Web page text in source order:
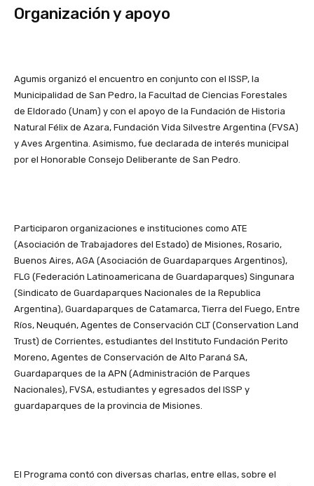
Organización y apoyo
Agumis organizó el encuentro en conjunto con el ISSP, la
Municipalidad de San Pedro, la Facultad de Ciencias Forestales
de Eldorado (Unam) y con el apoyo de la Fundación de Historia
Natural Félix de Azara, Fundación Vida Silvestre Argentina (FVSA)
y Aves Argentina. Asimismo, fue declarada de interés municipal
por el Honorable Consejo Deliberante de San Pedro.
Participaron organizaciones e instituciones como ATE
(Asociación de Trabajadores del Estado) de Misiones, Rosario,
Buenos Aires, AGA (Asociación de Guardaparques Argentinos),
FLG (Federación Latinoamericana de Guardaparques) Singunara
(Sindicato de Guardaparques Nacionales de la Republica
Argentina), Guardaparques de Catamarca, Tierra del Fuego, Entre
Ríos, Neuquén, Agentes de Conservación CLT (Conservation Land
Trust) de Corrientes, estudiantes del Instituto Fundación Perito
Moreno, Agentes de Conservación de Alto Paraná SA,
Guardaparques de la APN (Administración de Parques
Nacionales), FVSA, estudiantes y egresados del ISSP y
guardaparques de la provincia de Misiones.
El Programa contó con diversas charlas, entre ellas, sobre el